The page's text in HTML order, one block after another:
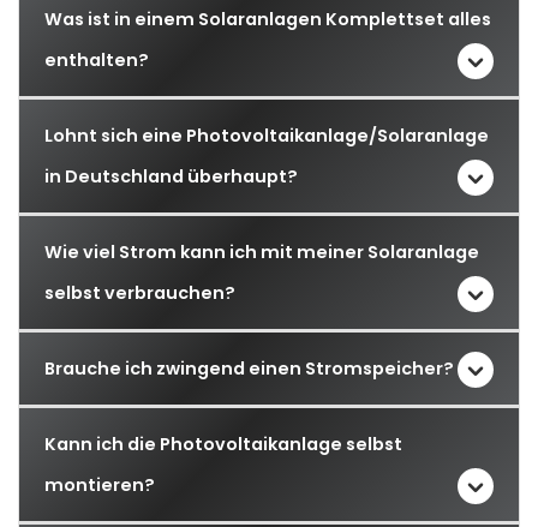
Was ist in einem Solaranlagen Komplettset alles
enthalten?
Lohnt sich eine Photovoltaikanlage/Solaranlage
in Deutschland überhaupt?
Wie viel Strom kann ich mit meiner Solaranlage
selbst verbrauchen?
Brauche ich zwingend einen Stromspeicher?
Kann ich die Photovoltaikanlage selbst
montieren?